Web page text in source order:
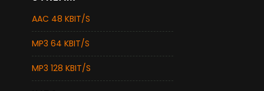
AAC 48 KBIT/S
MP3 64 KBIT/S
MP3 128 KBIT/S